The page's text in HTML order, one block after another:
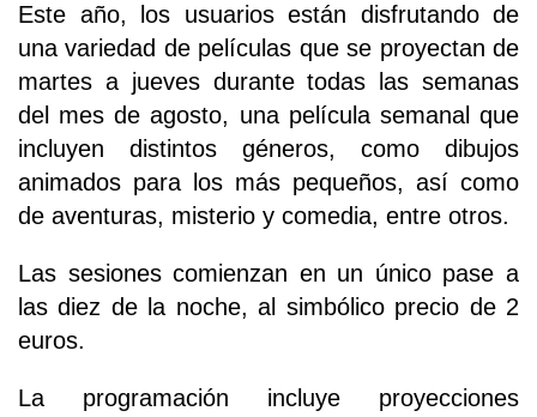
Este año, los usuarios están disfrutando de
una variedad de películas que se proyectan de
martes a jueves durante todas las semanas
del mes de agosto, una película semanal que
incluyen distintos géneros, como dibujos
animados para los más pequeños, así como
de aventuras, misterio y comedia, entre otros.
Las sesiones comienzan en un único pase a
las diez de la noche, al simbólico precio de 2
euros.
La programación incluye proyecciones